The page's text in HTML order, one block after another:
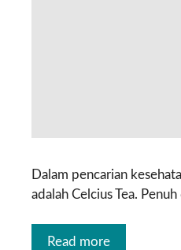
Dalam pencarian
adalah Celcius Tea.
Read more